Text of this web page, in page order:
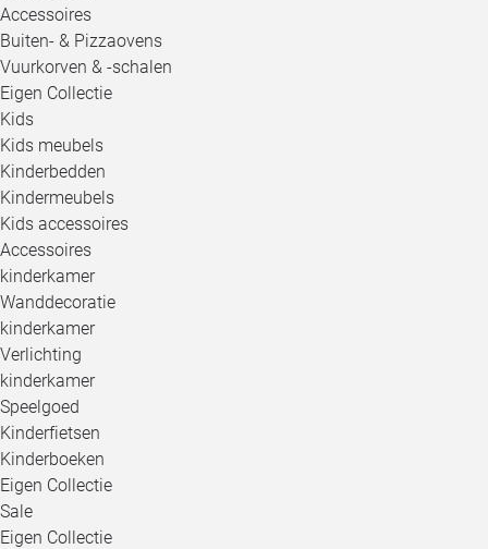
Accessoires
Buiten- & Pizzaovens
Vuurkorven & -schalen
Eigen Collectie
Kids
Kids meubels
Kinderbedden
Kindermeubels
Kids accessoires
Accessoires
kinderkamer
Wanddecoratie
kinderkamer
Verlichting
kinderkamer
Speelgoed
Kinderfietsen
Kinderboeken
Eigen Collectie
Sale
Eigen Collectie